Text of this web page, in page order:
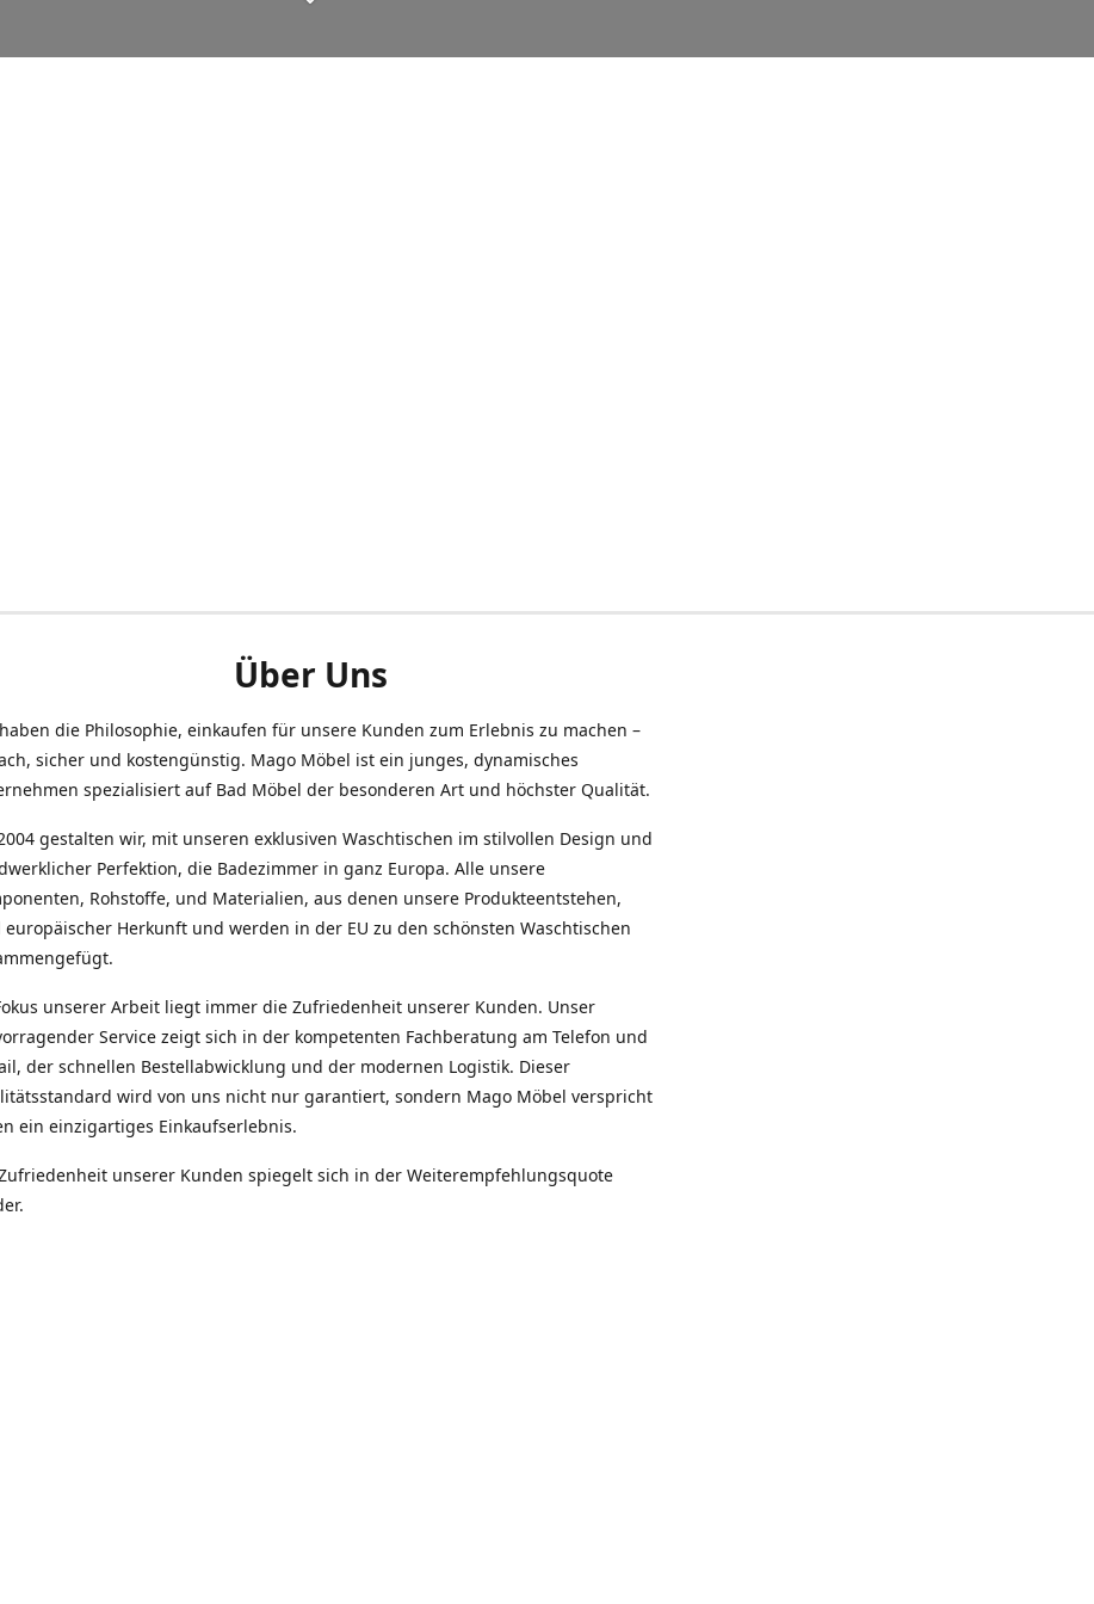
Über Uns
die Philosophie, einkaufen für unsere Kunden zum Erlebnis zu machen –
sicher und kostengünstig. Mago Möbel ist ein junges, dynamisches
spezialisiert auf Bad Möbel der besonderen Art und höchster Qualität.
gestalten wir, mit unseren exklusiven Waschtischen im stilvollen Design und
Perfektion, die Badezimmer in ganz Europa. Alle unsere
Rohstoffe, und Materialien, aus denen unsere Produkteentstehen,
europäischer Herkunft und werden in der EU zu den schönsten Waschtischen
unserer Arbeit liegt immer die Zufriedenheit unserer Kunden. Unser
Service zeigt sich in der kompetenten Fachberatung am Telefon und
der schnellen Bestellabwicklung und der modernen Logistik. Dieser
wird von uns nicht nur garantiert, sondern Mago Möbel verspricht
ein einzigartiges Einkaufserlebnis.
unserer Kunden spiegelt sich in der Weiterempfehlungsquote